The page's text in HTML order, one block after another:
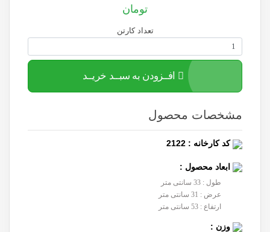
تومان
تعداد کارتن
افــزودن به سبــد خریــد
مشخصات محصول
کد کارخانه : 2122
ابعاد محصول :
طول : 33 سانتی متر
عرض : 31 سانتی متر
ارتفاع : 53 سانتی متر
وزن :